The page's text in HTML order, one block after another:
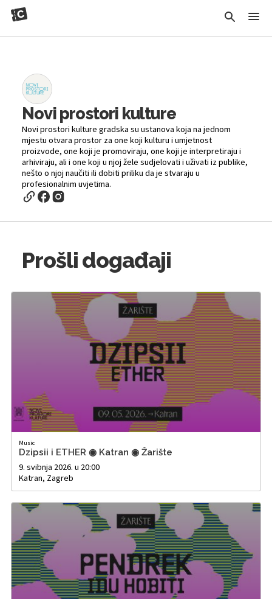
Novi prostori kulture
Novi prostori kulture gradska su ustanova koja na jednom
mjestu otvara prostor za one koji kulturu i umjetnost
proizvode, one koji je promoviraju, one koji je interpretiraju i
arhiviraju, ali i one koji u njoj žele sudjelovati i uživati iz publike,
nešto o njoj naučiti ili dobiti priliku da je stvaraju u
profesionalnim uvjetima.
Prošli događaji
Music
Dzipsii i ETHER ◉ Katran ◉ Žarište
9. svibnja 2026. u 20:00
Katran, Zagreb